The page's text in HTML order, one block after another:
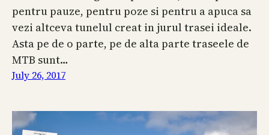
pentru pauze, pentru poze si pentru a apuca sa
vezi altceva tunelul creat in jurul trasei ideale.
Asta pe de o parte, pe de alta parte traseele de
MTB sunt…
July 26, 2017